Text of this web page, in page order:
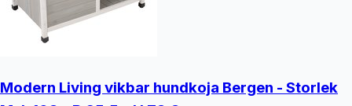
Modern Living vikbar hundkoja Bergen - Storlek